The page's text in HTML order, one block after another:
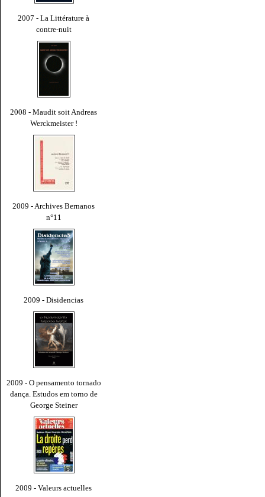
2007 - La Littérature à
contre-nuit
2008 - Maudit soit Andreas
Werckmeister !
2009 - Archives Bernanos
n°11
2009 - Disidencias
2009 - O pensamento tornado
dança. Estudos em torno de
George Steiner
2009 - Valeurs actuelles